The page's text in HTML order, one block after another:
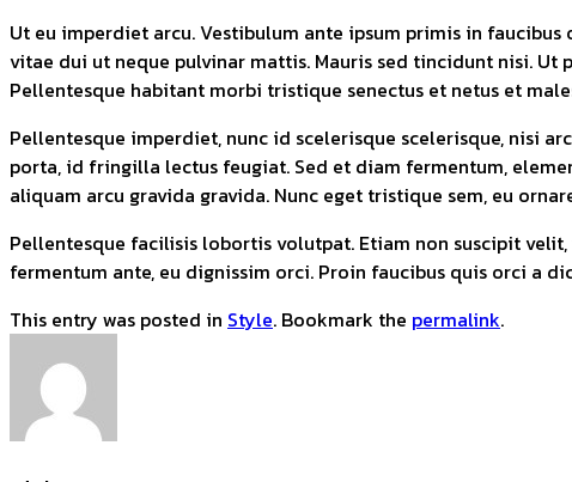
Ut eu imperdiet arcu. Vestibulum ante ipsum primis in
vitae dui ut neque pulvinar mattis. Mauris sed tincidunt nisi.
Pellentesque habitant morbi tristique senectus et netus et
Pellentesque imperdiet, nunc id scelerisque scelerisque, nisi
porta, id fringilla lectus feugiat. Sed et diam fermentum,
aliquam arcu gravida gravida. Nunc eget tristique sem, eu
Pellentesque facilisis lobortis volutpat. Etiam non suscipit
fermentum ante, eu dignissim orci. Proin faucibus quis orci a
This entry was posted in Style. Bookmark the permalink.